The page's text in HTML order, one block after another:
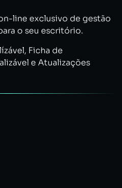
line exclusivo de gestão
o seu escritório.
Ficha de
e Atualizações